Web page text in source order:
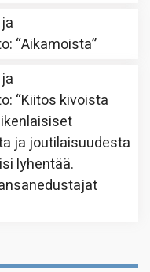
: “Aikamoista”
: “Kiitos kivoista
ja joutilaisuudesta
lyhentää.